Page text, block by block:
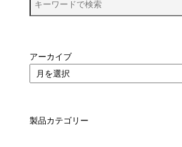
アーカイブ
製品カテゴリー